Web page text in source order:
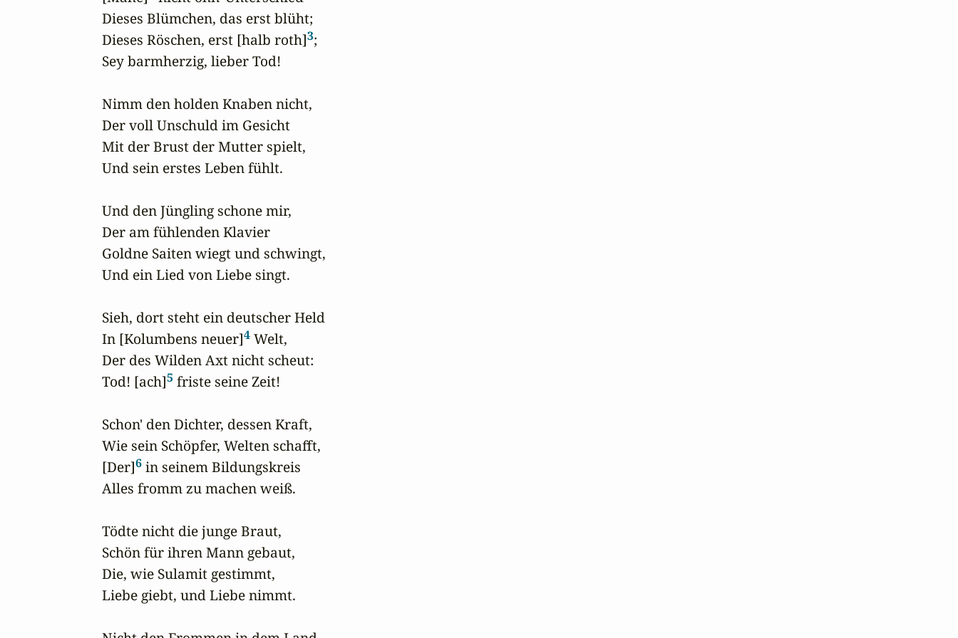
Dieses Blümchen, das erst blüht;
Dieses Röschen, erst [halb roth]3;
Sey barmherzig, lieber Tod!
Nimm den holden Knaben nicht,
Der voll Unschuld im Gesicht
Mit der Brust der Mutter spielt,
Und sein erstes Leben fühlt.
Und den Jüngling schone mir,
Der am fühlenden Klavier
Goldne Saiten wiegt und schwingt,
Und ein Lied von Liebe singt.
Sieh, dort steht ein deutscher Held
In [Kolumbens neuer]4 Welt,
Der des Wilden Axt nicht scheut:
Tod! [ach]5 friste seine Zeit!
Schon' den Dichter, dessen Kraft,
Wie sein Schöpfer, Welten schafft,
[Der]6 in seinem Bildungskreis
Alles fromm zu machen weiß.
Tödte nicht die junge Braut,
Schön für ihren Mann gebaut,
Die, wie Sulamit gestimmt,
Liebe giebt, und Liebe nimmt.